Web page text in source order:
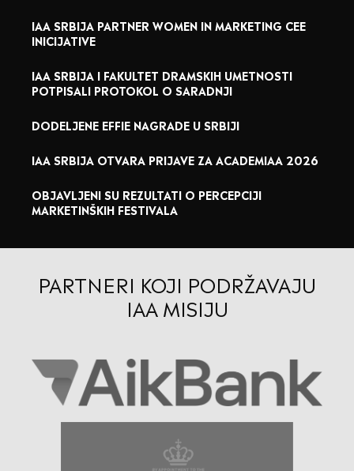
IAA SRBIJA PARTNER WOMEN IN MARKETING CEE
INICIJATIVE
IAA SRBIJA I FAKULTET DRAMSKIH UMETNOSTI
POTPISALI PROTOKOL O SARADNJI
DODELJENE EFFIE NAGRADE U SRBIJI
IAA SRBIJA OTVARA PRIJAVE ZA ACADEMIAA 2026
OBJAVLJENI SU REZULTATI O PERCEPCIJI
MARKETINŠKIH FESTIVALA
PARTNERI KOJI PODRŽAVAJU
IAA MISIJU